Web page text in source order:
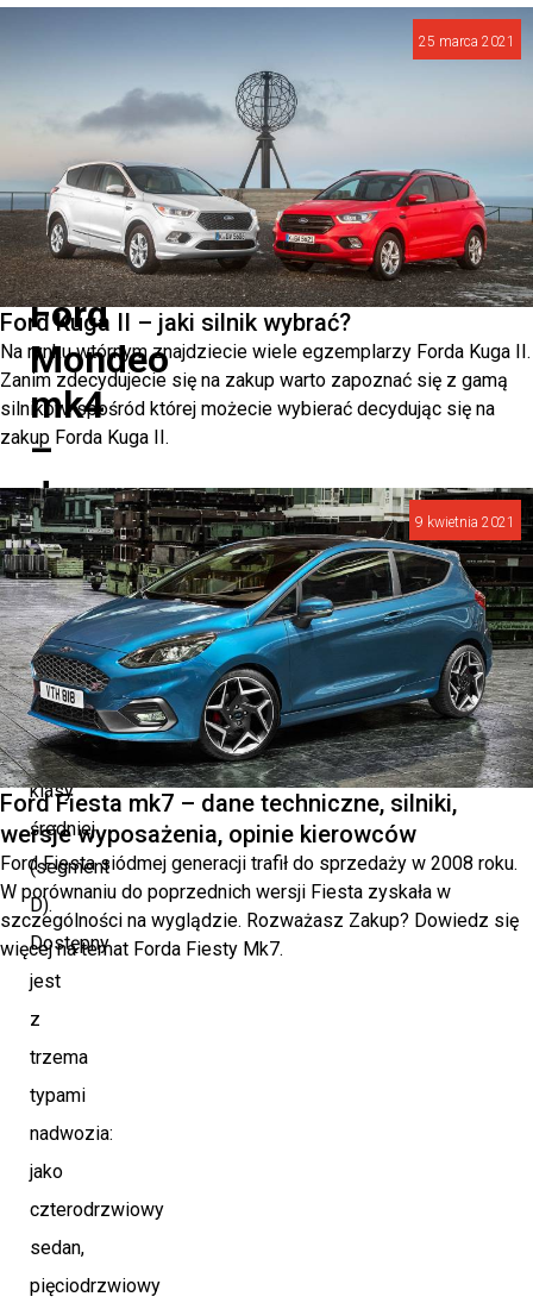
podejmowaniu
decyzji
o
zakupie.
Ford
Mondeo
mk4
–
dane
techniczne
Ford
Mondeo
to
samochód
osobowy
klasy
średniej
(segment
D).
Dostępny
jest
z
trzema
typami
nadwozia:
jako
czterodrzwiowy
sedan,
pięciodrzwiowy
25 marca 2021
Ford Kuga II – jaki silnik wybrać?
Na rynku wtórnym znajdziecie wiele egzemplarzy Forda Kuga II.
Zanim zdecydujecie się na zakup warto zapoznać się z gamą
silników, spośród której możecie wybierać decydując się na
zakup Forda Kuga II.
9 kwietnia 2021
Ford Fiesta mk7 – dane techniczne, silniki,
wersje wyposażenia, opinie kierowców
Ford Fiesta siódmej generacji trafił do sprzedaży w 2008 roku.
W porównaniu do poprzednich wersji Fiesta zyskała w
szczególności na wyglądzie. Rozważasz Zakup? Dowiedz się
więcej na temat Forda Fiesty Mk7.